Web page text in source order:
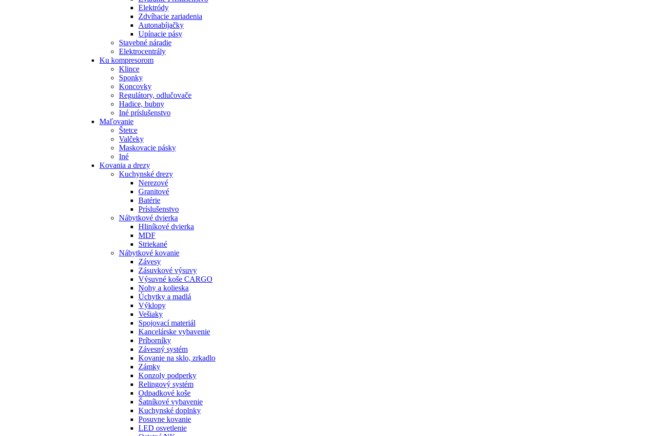
Elektródy
Zdvíhacie zariadenia
Autonabíjačky
Upínacie pásy
Stavebné náradie
Elektrocentrály
Ku kompresorom
Klince
Sponky
Koncovky
Regulátory, odlučovače
Hadice, bubny
Iné príslušenstvo
Maľovanie
Štetce
Valčeky
Maskovacie pásky
Iné
Kovania a drezy
Kuchynské drezy
Nerezové
Granitové
Batérie
Príslušenstvo
Nábytkové dvierka
Hliníkové dvierka
MDF
Striekané
Nábytkové kovanie
Závesy
Zásuvkové výsuvy
Výsuvné koše CARGO
Nohy a kolieska
Úchytky a madlá
Výklopy
Vešiaky
Spojovací materiál
Kancelárske vybavenie
Príborníky
Závesný systém
Kovanie na sklo, zrkadlo
Zámky
Konzoly podperky
Relingový systém
Odpadkové koše
Šatníkové vybavenie
Kuchynské doplnky
Posuvne kovanie
LED osvetlenie